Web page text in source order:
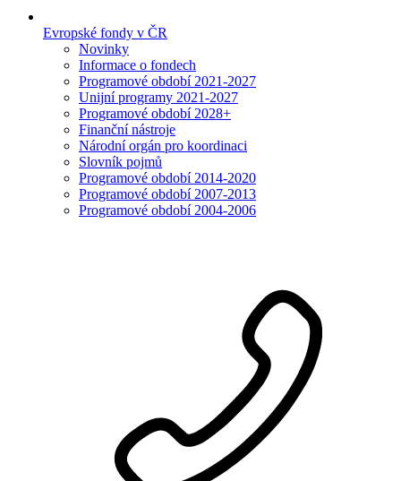
Evropské fondy v ČR
Novinky
Informace o fondech
Programové období 2021-2027
Unijní programy 2021-2027
Programové období 2028+
Finanční nástroje
Národní orgán pro koordinaci
Slovník pojmů
Programové období 2014-2020
Programové období 2007-2013
Programové období 2004-2006